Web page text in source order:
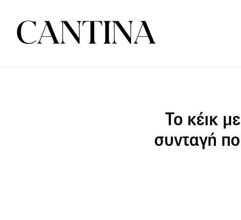
Το κέικ
συνταγή